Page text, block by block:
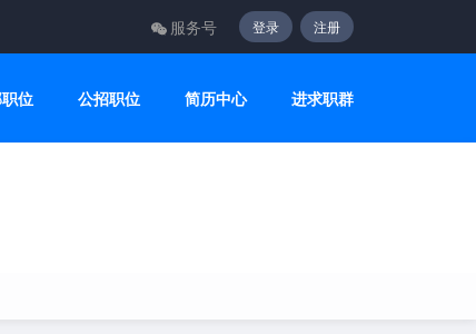
服务号 登录 注册
位 公招职位 简历中心 进求职群